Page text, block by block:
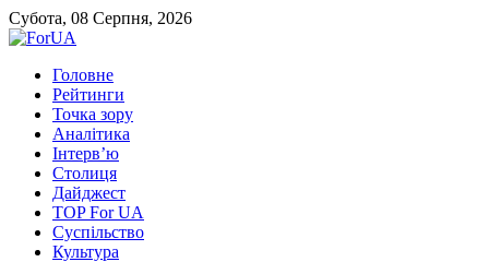
Субота, 08 Серпня, 2026
Головне
Рейтинги
Точка зору
Аналітика
Інтерв’ю
Столиця
Дайджест
TOP For UA
Суспiльство
Культура